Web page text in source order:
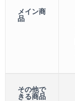
メイン商
品
その他で
きる商品